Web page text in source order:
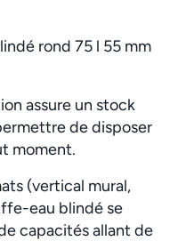
rond 75 l 55 mm
assure un stock
de disposer
moment.
(vertical mural,
eau blindé se
capacités allant de